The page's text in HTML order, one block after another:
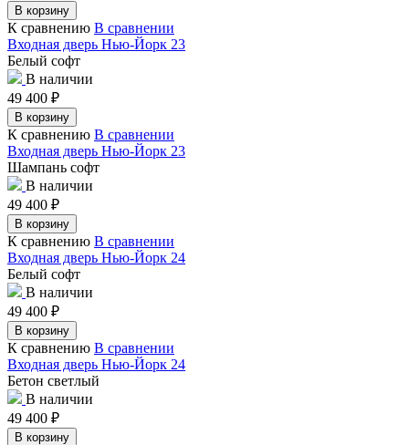
В корзину
К сравнению В сравнении
Входная дверь Нью-Йорк 23
Белый софт
В наличии
49 400 ₽
В корзину
К сравнению В сравнении
Входная дверь Нью-Йорк 23
Шампань софт
В наличии
49 400 ₽
В корзину
К сравнению В сравнении
Входная дверь Нью-Йорк 24
Белый софт
В наличии
49 400 ₽
В корзину
К сравнению В сравнении
Входная дверь Нью-Йорк 24
Бетон светлый
В наличии
49 400 ₽
В корзину